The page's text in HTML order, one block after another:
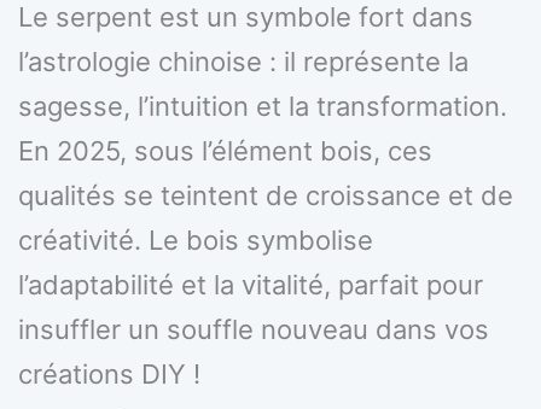
Le serpent est un symbole fort dans
l’astrologie chinoise : il représente la
sagesse, l’intuition et la transformation.
En 2025, sous l’élément bois, ces
qualités se teintent de croissance et de
créativité. Le bois symbolise
l’adaptabilité et la vitalité, parfait pour
insuffler un souffle nouveau dans vos
créations DIY !